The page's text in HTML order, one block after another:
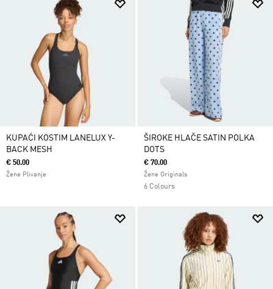
KUPAĆI KOSTIM LANELUX Y-
BACK MESH
€ 50.00
Žene Plivanje
ŠIROKE HLAČE SATIN POLKA
DOTS
€ 70.00
Žene Originals
6 Colours